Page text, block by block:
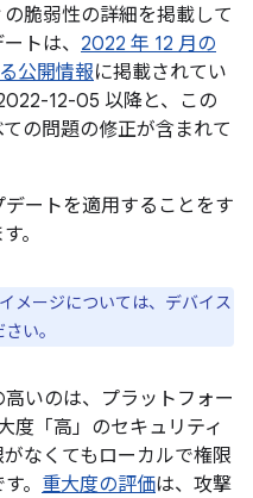
脆弱性の詳細を掲載して
トは、 2022 年 12 月の
公開情報に掲載されてい
12-05 以降と、この
の問題の修正が含まれて
ートを適用することをす
。
メージについては、デバイス
い。
いのは、プラットフォー
度「高」のセキュリティ
なくてもローカルで権限
。 重大度の評価は、攻撃